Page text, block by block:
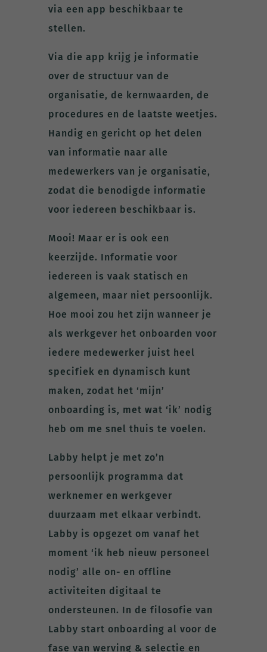
via een app beschikbaar te
stellen.
Via die app krijg je informatie
over de structuur van de
organisatie, de kernwaarden, de
procedures en de laatste weetjes.
Handig en gericht op het delen
van informatie naar alle
medewerkers van je organisatie,
zodat die benodigde informatie
voor iedereen beschikbaar is.
Mooi! Maar er is ook een
keerzijde. Informatie voor
iedereen is vaak statisch en
algemeen, maar niet persoonlijk.
Hoe mooi zou het zijn wanneer je
als werkgever het onboarden voor
iedere medewerker juist heel
specifiek en dynamisch kunt
maken, zodat het ‘mijn’
onboarding is, met wat ‘ik’ nodig
heb om me snel thuis te voelen.
Labby helpt je met zo’n
persoonlijk programma dat
werknemer en werkgever
duurzaam met elkaar verbindt.
Labby is opgezet om vanaf het
moment ‘ik heb nieuw personeel
nodig’ alle on- en offline
activiteiten digitaal te
ondersteunen. In de filosofie van
Labby start onboarding al voor de
fase van werving & selectie en